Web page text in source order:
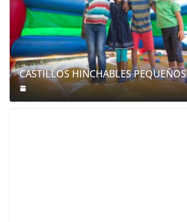
CASTILLOS HINCHABLES PEQUEÑOS